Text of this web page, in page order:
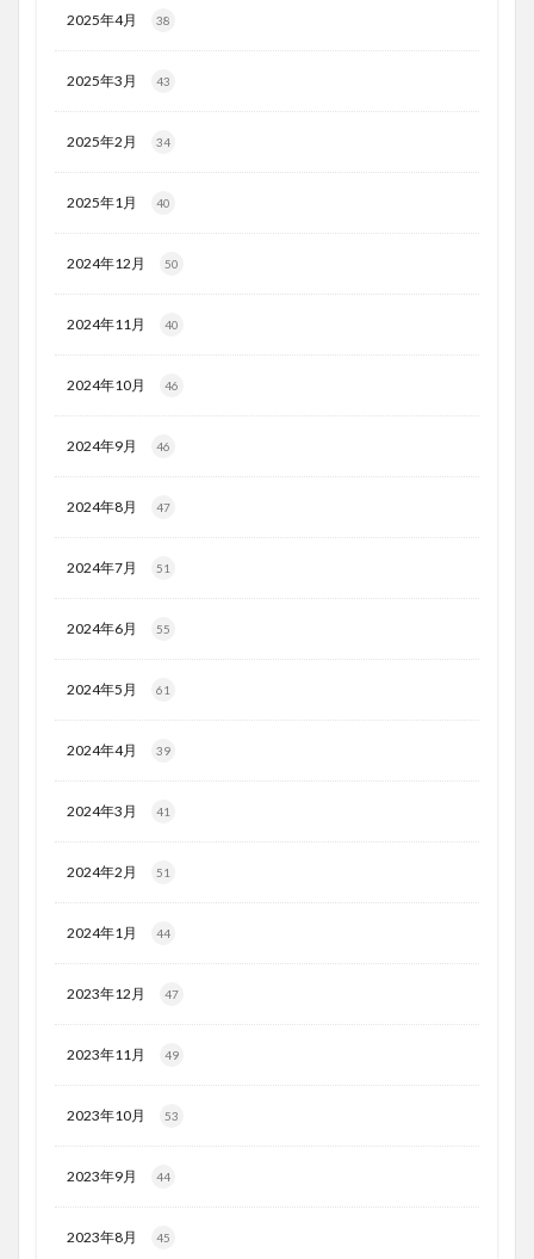
2025年4月 38
2025年3月 43
2025年2月 34
2025年1月 40
2024年12月 50
2024年11月 40
2024年10月 46
2024年9月 46
2024年8月 47
2024年7月 51
2024年6月 55
2024年5月 61
2024年4月 39
2024年3月 41
2024年2月 51
2024年1月 44
2023年12月 47
2023年11月 49
2023年10月 53
2023年9月 44
2023年8月 45